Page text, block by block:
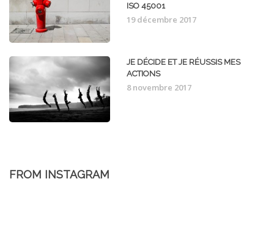
ISO 45001
19 décembre 2017
JE DÉCIDE ET JE RÉUSSIS MES
ACTIONS
8 novembre 2017
FROM INSTAGRAM